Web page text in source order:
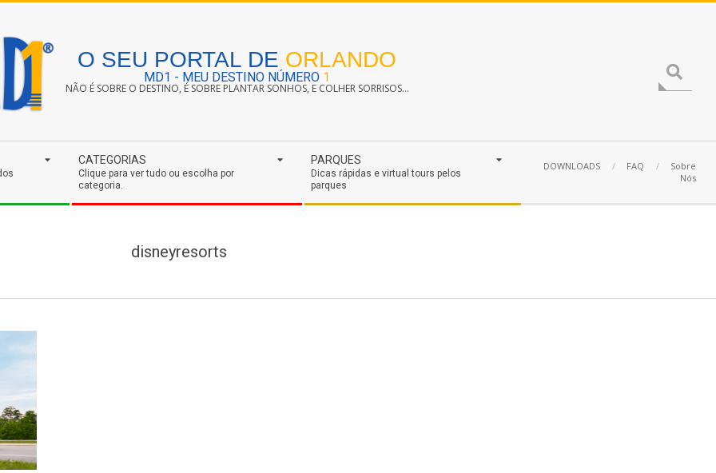
O SEU PORTAL DE ORLANDO
MD1 - MEU DESTINO NÚMERO 1
NÃO É SOBRE O DESTINO, É SOBRE PLANTAR SONHOS, E COLHER SORRISOS...
CATEGORIAS
Clique para ver tudo ou escolha por
categoria.
PARQUES
Dicas rápidas e virtual tours pelos
parques
DOWNLOADS FAQ
Sobre
Nós
disneyresorts